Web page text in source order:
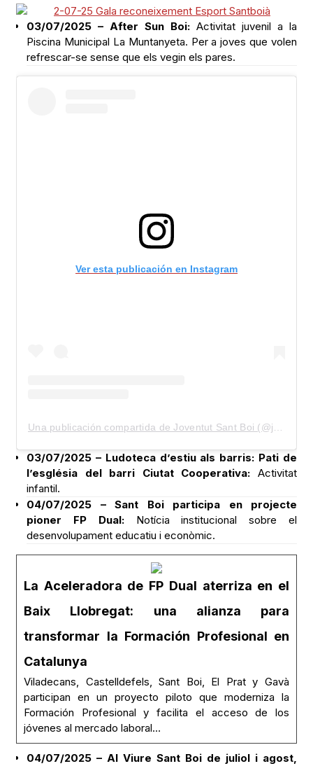
03/07/2025 – After Sun Boi: Activitat juvenil a la
Piscina Municipal La Muntanyeta. Per a joves que volen
refrescar-se sense que els vegin els pares.
Ver esta publicación en Instagram
Una publicación compartida de Joventut Sant Boi (@joventutsantboi)
03/07/2025 – Ludoteca d’estiu als barris: Pati de
l’església del barri Ciutat Cooperativa: Activitat
infantil.
04/07/2025 – Sant Boi participa en projecte
pioner FP Dual:Notícia institucional sobre el
desenvolupament educatiu i econòmic.
La Aceleradora de FP Dual aterriza en el
Baix Llobregat: una alianza para
transformar la Formación Profesional en
Catalunya
Viladecans, Castelldefels, Sant Boi, El Prat y Gavà
participan en un proyecto piloto que moderniza la
Formación Profesional y facilita el acceso de los
jóvenes al mercado laboral…
04/07/2025 – Al Viure Sant Boi de juliol i agost,